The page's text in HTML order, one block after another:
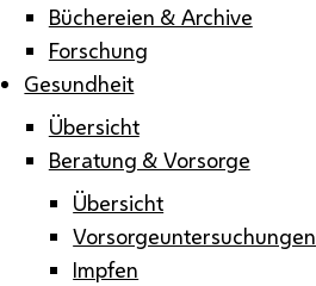
Büchereien & Archive
Forschung
Gesundheit
Übersicht
Beratung & Vorsorge
Übersicht
Vorsorgeuntersuchungen
Impfen